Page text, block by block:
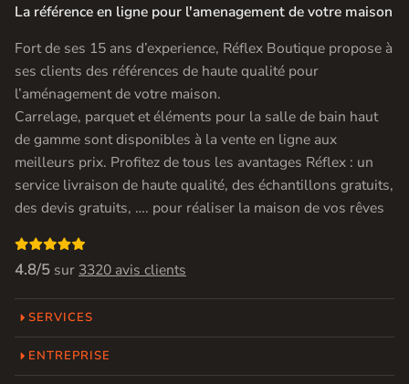
La référence en ligne pour l'amenagement de votre maison
Fort de ses 15 ans d’experience, Réflex Boutique propose à
ses clients des références de haute qualité pour
l’aménagement de votre maison.
Carrelage, parquet et éléments pour la salle de bain haut
de gamme sont disponibles à la vente en ligne aux
meilleurs prix. Profitez de tous les avantages Réflex : un
service livraison de haute qualité, des échantillons gratuits,
des devis gratuits, …. pour réaliser la maison de vos rêves

4.8/5 sur 3320 avis clients
SERVICES
ENTREPRISE